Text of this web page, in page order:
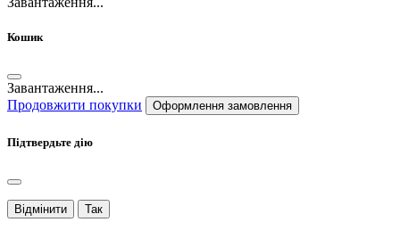
Кошик
Завантаження...
Продовжити покупки
Оформлення замовлення
Підтвердьте дію
Відмінити Так